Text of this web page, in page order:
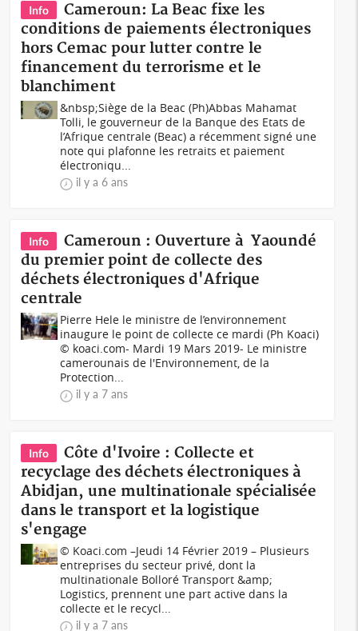
Info
Cameroun: La Beac fixe les
conditions de paiements électroniques
hors Cemac pour lutter contre le
financement du terrorisme et le
blanchiment
&nbsp;Siège de la Beac (Ph)Abbas Mahamat
Tolli, le gouverneur de la Banque des Etats de
l’Afrique centrale (Beac) a récemment signé une
note qui plafonne les retraits et paiement
électroniqu...
il y a 6 ans
Info
Cameroun : Ouverture à Yaoundé
du premier point de collecte des
déchets électroniques d'Afrique
centrale
Pierre Hele le ministre de l’environnement
inaugure le point de collecte ce mardi (Ph Koaci)
© koaci.com- Mardi 19 Mars 2019- Le ministre
camerounais de l'Environnement, de la
Protection...
il y a 7 ans
Info
Côte d'Ivoire : Collecte et
recyclage des déchets électroniques à
Abidjan, une multinationale spécialisée
dans le transport et la logistique
s'engage
© Koaci.com –Jeudi 14 Février 2019 – Plusieurs
entreprises du secteur privé, dont la
multinationale Bolloré Transport &amp;
Logistics, prennent une part active dans la
collecte et le recycl...
il y a 7 ans